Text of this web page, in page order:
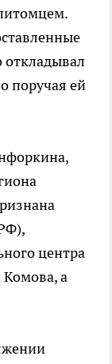
откладывал
поручая ей
центра
а